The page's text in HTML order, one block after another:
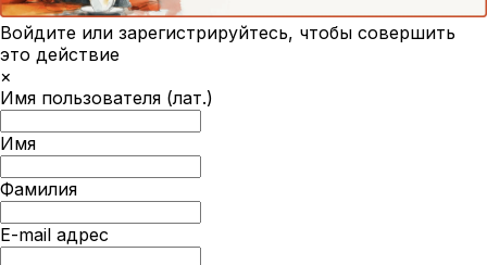
Войдите или зарегистрируйтесь, чтобы совершить
это действие
×
Имя пользователя (лат.)
Имя
Фамилия
E-mail адрес